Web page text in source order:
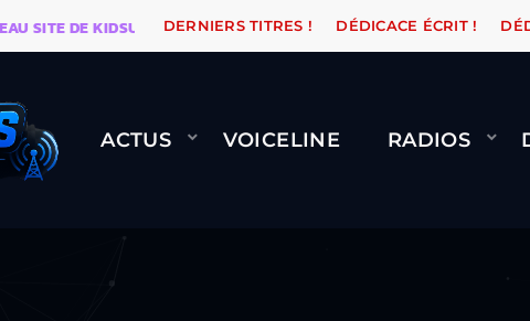
DE KIDSUNE WARÉTRO ORANGE ROAD QUI PASSE,
DERNIERS TITRES ! DÉDICACE ÉCRIT !
ACTUS VOICELINE RADIOS